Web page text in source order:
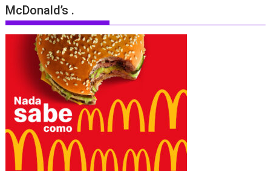
McDonald’s .